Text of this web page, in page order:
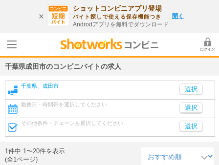
ショットコンビニアプリ登場
バイト探しで使える保存機能つき
Androdアプリを無料でダウンロード
開く
千葉県成田市のコンビニバイトの求人
千葉県、成田市
勤務日・時間帯を選択してください 選択
その他条件・チェーンを選択してください 選択
1件中 1〜20件を表示
(全1ページ)